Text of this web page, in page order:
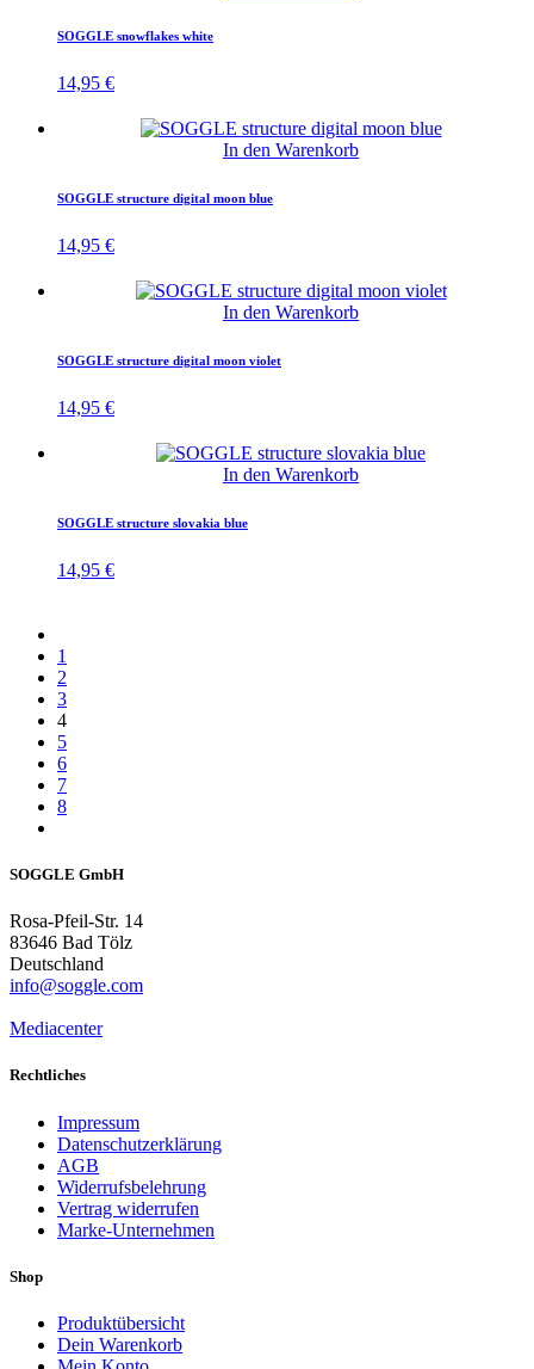
SOGGLE snowflakes white
14,95 €
In den Warenkorb
SOGGLE structure digital moon blue
14,95 €
In den Warenkorb
SOGGLE structure digital moon violet
14,95 €
In den Warenkorb
SOGGLE structure slovakia blue
14,95 €
1
2
3
4
5
6
7
8
SOGGLE GmbH
Rosa-Pfeil-Str. 14
83646 Bad Tölz
Deutschland
info@soggle.com
Mediacenter
Rechtliches
Impressum
Datenschutzerklärung
AGB
Widerrufsbelehrung
Vertrag widerrufen
Marke-Unternehmen
Shop
Produktübersicht
Dein Warenkorb